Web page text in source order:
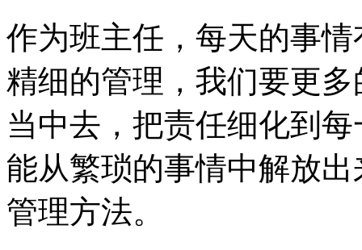
作为班主任，每天的事
精细的管理，我们要更
当中去，把责任细化到
能从繁琐的事情中解放
管理方法。